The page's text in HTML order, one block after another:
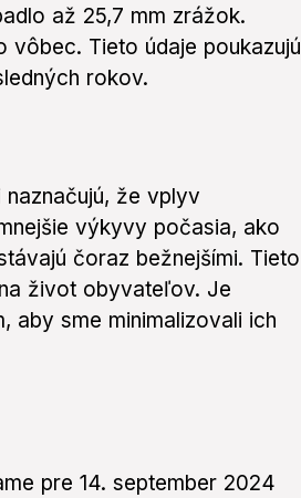
až 25,7 mm zrážok.
vôbec. Tieto údaje poukazujú
rokov.
že vplyv
výkyvy počasia, ako
čoraz bežnejšími. Tieto
život obyvateľov. Je
aby sme minimalizovali ich
pre 14. september 2024